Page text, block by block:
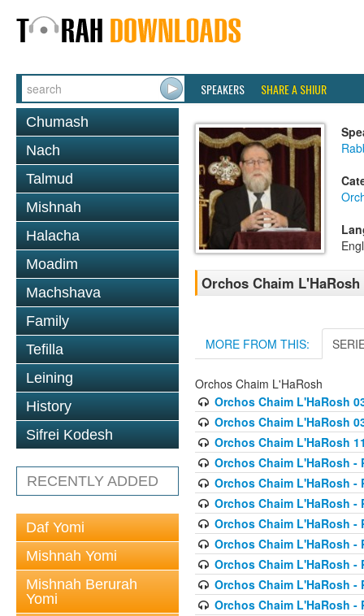
SPEAKERS SHARE A SHIUR
Chumash
Nach
Talmud
Mishnah
Halacha
Moadim
Machshava
Family
Tefilla
Leining
History
Sifrei Kodesh
RECENTLY ADDED
Daf Yomi
Mishnah Yomi
Mishnah Berurah
Yomi
Orchos Chaim L'HaRosh
MORE FROM THIS:
Orchos Chaim L'HaRosh
Orchos Chaim L'HaRosh
Orchos Chaim L'HaRosh
Orchos Chaim L'HaRosh
Orchos Chaim L'HaRosh -
Orchos Chaim L'HaRosh -
Orchos Chaim L'HaRosh -
Orchos Chaim L'HaRosh -
Orchos Chaim L'HaRosh -
Orchos Chaim L'HaRosh -
Orchos Chaim L'HaRosh -
Orchos Chaim L'HaRosh -